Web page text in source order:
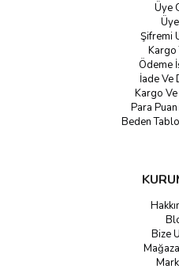
Üye
Şifremi
Kargo
Ödeme
İade Ve
Kargo
Para
Beden
Bize